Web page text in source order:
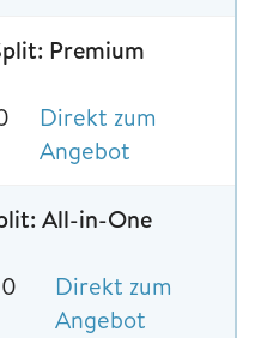
Premium
Direkt zum
Angebot
All-in-One
Direkt zum
Angebot